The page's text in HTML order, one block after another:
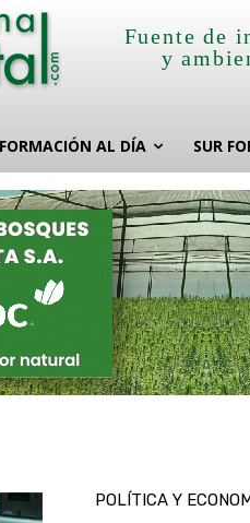
Fuente de
y
AL DÍA SUR
POLÍTICA Y